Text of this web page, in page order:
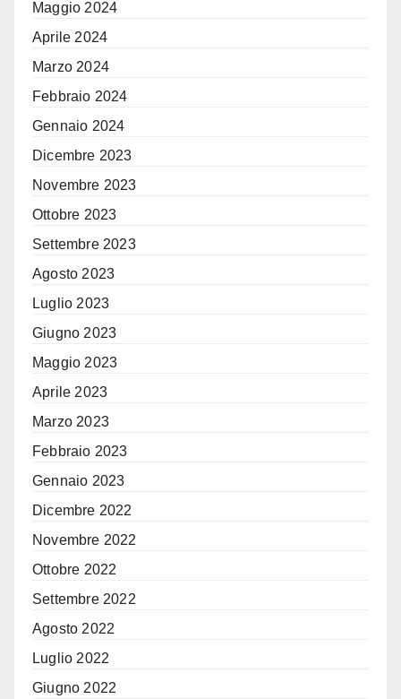
Maggio 2024
Aprile 2024
Marzo 2024
Febbraio 2024
Gennaio 2024
Dicembre 2023
Novembre 2023
Ottobre 2023
Settembre 2023
Agosto 2023
Luglio 2023
Giugno 2023
Maggio 2023
Aprile 2023
Marzo 2023
Febbraio 2023
Gennaio 2023
Dicembre 2022
Novembre 2022
Ottobre 2022
Settembre 2022
Agosto 2022
Luglio 2022
Giugno 2022